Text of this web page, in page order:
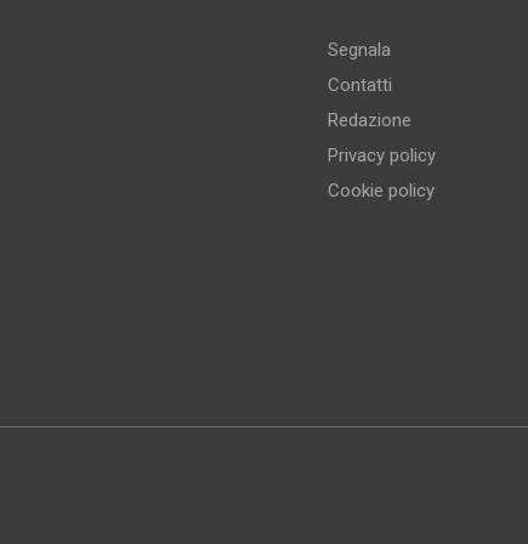
Segnala
Contatti
Redazione
Privacy policy
Cookie policy